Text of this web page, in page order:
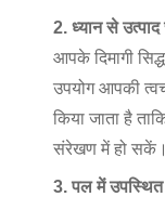
2. ध्यान से
आपके दिमागी
उपयोग आपकी
किया जाता है
संरेखण में हो सकें।
3. पल में उपस्थित